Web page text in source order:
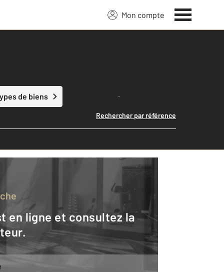
Mon compte
de biens Lancer ma recherche
Rechercher par référence